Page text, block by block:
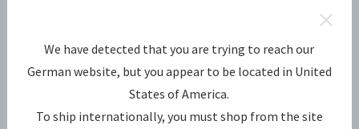
We have detected that you are trying to reach our
German website, but you appear to be located in United
States of America.
To ship internationally, you must shop from the site